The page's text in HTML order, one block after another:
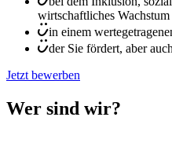
wirtschaftliches
in einem
der Sie fördert, aber
Jetzt bewerben
Wer sind wir?